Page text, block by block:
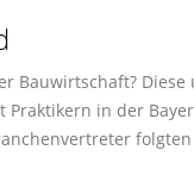
Bauwirtschaft? Diese
in der